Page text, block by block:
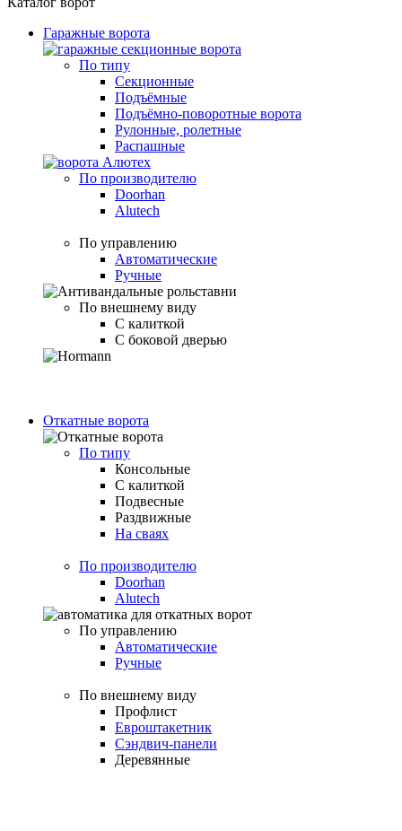
Гаражные ворота
По типу
Секционные
Подъёмные
Подъёмно-поворотные ворота
Рулонные, ролетные
Распашные
По производителю
Doorhan
Alutech
По управлению
Автоматические
Ручные
По внешнему виду
С калиткой
С боковой дверью
Откатные ворота
По типу
Консольные
С калиткой
Подвесные
Раздвижные
На сваях
По производителю
Doorhan
Alutech
По управлению
Автоматические
Ручные
По внешнему виду
Профлист
Евроштакетник
Сэндвич-панели
Деревянные